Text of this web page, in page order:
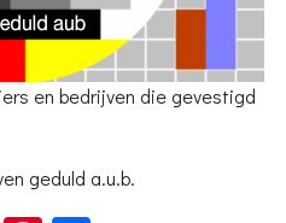
en bedrijven die gevestigd
geduld a.u.b.